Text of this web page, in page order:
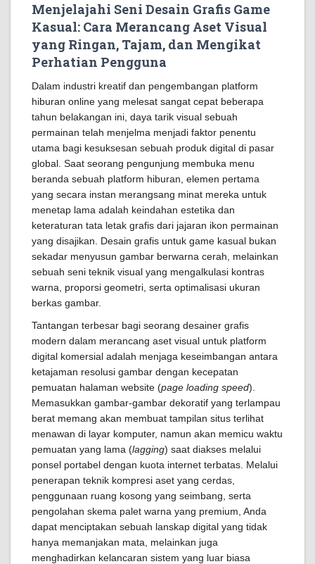
Menjelajahi Seni Desain Grafis Game
Kasual: Cara Merancang Aset Visual
yang Ringan, Tajam, dan Mengikat
Perhatian Pengguna
Dalam industri kreatif dan pengembangan platform
hiburan online yang melesat sangat cepat beberapa
tahun belakangan ini, daya tarik visual sebuah
permainan telah menjelma menjadi faktor penentu
utama bagi kesuksesan sebuah produk digital di pasar
global. Saat seorang pengunjung membuka menu
beranda sebuah platform hiburan, elemen pertama
yang secara instan merangsang minat mereka untuk
menetap lama adalah keindahan estetika dan
keteraturan tata letak grafis dari jajaran ikon permainan
yang disajikan. Desain grafis untuk game kasual bukan
sekadar menyusun gambar berwarna cerah, melainkan
sebuah seni teknik visual yang mengalkulasi kontras
warna, proporsi geometri, serta optimalisasi ukuran
berkas gambar.
Tantangan terbesar bagi seorang desainer grafis
modern dalam merancang aset visual untuk platform
digital komersial adalah menjaga keseimbangan antara
ketajaman resolusi gambar dengan kecepatan
pemuatan halaman website (page loading speed).
Memasukkan gambar-gambar dekoratif yang terlampau
berat memang akan membuat tampilan situs terlihat
menawan di layar komputer, namun akan memicu waktu
pemuatan yang lama (lagging) saat diakses melalui
ponsel portabel dengan kuota internet terbatas. Melalui
penerapan teknik kompresi aset yang cerdas,
penggunaan ruang kosong yang seimbang, serta
pengolahan skema palet warna yang premium, Anda
dapat menciptakan sebuah lanskap digital yang tidak
hanya memanjakan mata, melainkan juga
menghadirkan kelancaran sistem yang luar biasa